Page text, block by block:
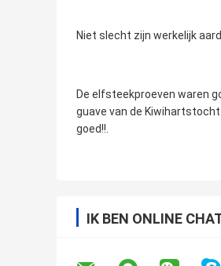
Niet slecht zijn werkelijk
De elfsteekproeven waren
guave van de
goed!!.
IK BEN ONLINE